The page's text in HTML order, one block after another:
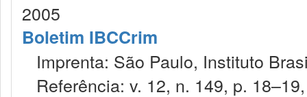
2005
Boletim IBCCrim
Imprenta: São Paulo, Instituto
Referência: v. 12, n. 149, p.